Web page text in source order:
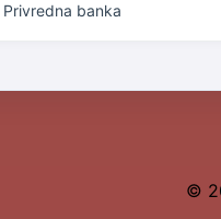
Privredna banka
©